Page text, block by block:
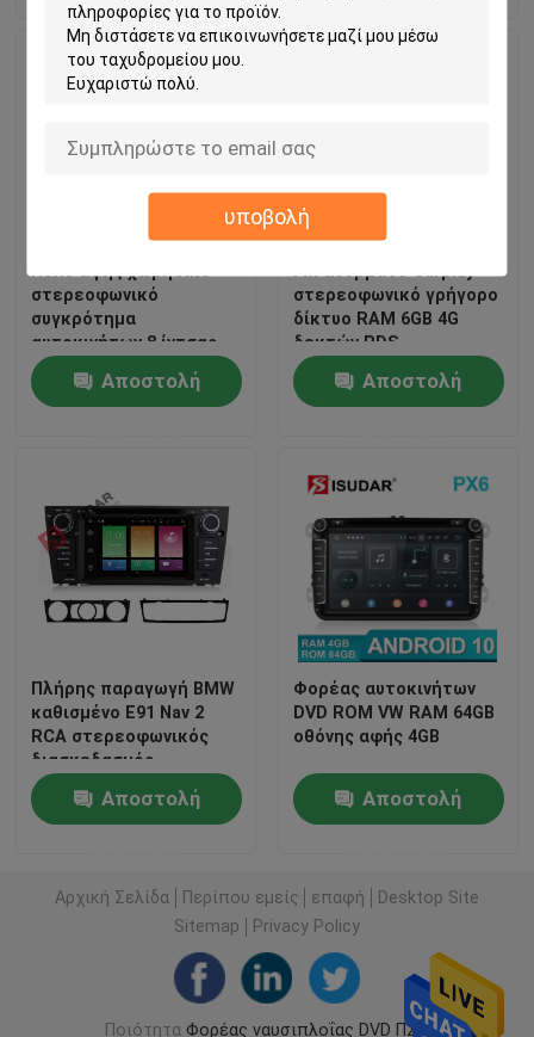
υποβολή
ερώτησης
στερεοφωνικό
συγκρότημα
αυτοκινήτων 8 ίντσας
αρρενωπό, φορέας της
Hyundai Tucson Dvd του
Αποστολή
στερεοφωνικό γρήγορο
δίκτυο RAM 6GB 4G
δεκτών RDS
Αποστολή
Πλήρης παραγωγή BMW
καθισμένο E91 Nav 2
RCA στερεοφωνικός
διασκεδασμός
θερμότητας
αυτοκινήτων DIN
Αποστολή
Φορέας αυτοκινήτων
DVD ROM VW RAM 64GB
οθόνης αφής 4GB
Αποστολή
Αρχική Σελίδα Περίπου εμείς επαφή
Desktop Site
Sitemap
Privacy Policy
Ποιότητα Φορέας ναυσιπλοΐας DVD ΠΣΤ